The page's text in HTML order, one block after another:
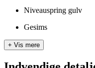
Niveauspring gulv
Gesims
+ Vis mere